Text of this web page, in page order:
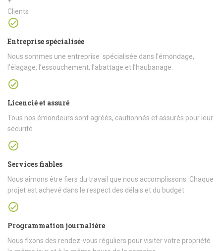
Clients
Entreprise spécialisée
Nous sommes une entreprise spécialisée dans l’émondage,
l’élagage, l’essouchement, l’abattage et l’haubanage.
Licencié et assuré
Tous nos émondeurs sont agréés, cautionnés et assurés pour leur
sécurité.
Services fiables
Nous aimons être fiers du travail que nous accomplissons. Chaque
projet est achevé dans le respect des délais et du budget
Programmation journalière
Nous fixons des rendez-vous réguliers pour visiter votre propriété